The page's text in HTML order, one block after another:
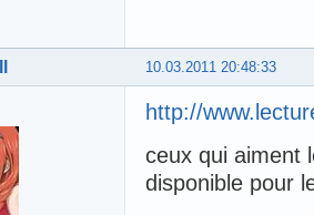
10.03.2011 20:48:33
http://
ceux qui aiment
disponible pour